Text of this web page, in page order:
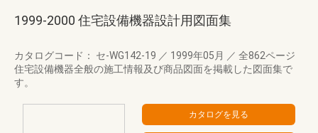
1999-2000 住宅設備機器設計用図面集
カタログコード： セ-WG142-19 ／ 1999年05月 ／ 全862ページ
住宅設備機器全般の施工情報及び商品図面を掲載した図面集で
す。